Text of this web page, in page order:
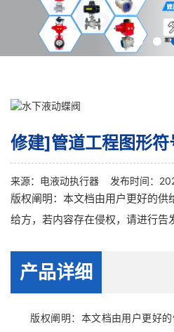
修建]管道工程图形符
来源： 电液动执行器 发布时间：
版权阐明：本文档由用户更好的供
给方，若内容存在侵权，请进行告
产品详细
版权阐明：本文档由用户更好的